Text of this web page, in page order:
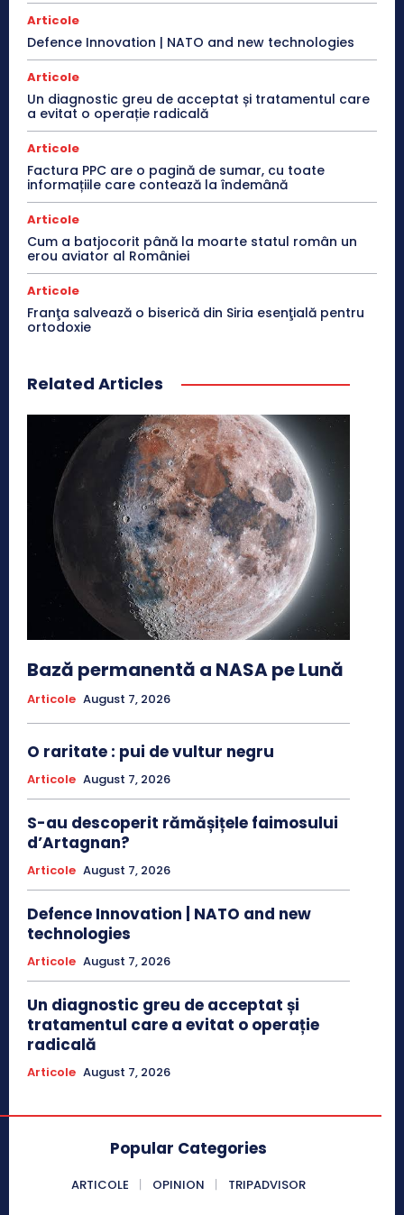
Articole
Defence Innovation | NATO and new technologies
Articole
Un diagnostic greu de acceptat și tratamentul care
a evitat o operație radicală
Articole
Factura PPC are o pagină de sumar, cu toate
informațiile care contează la îndemână
Articole
Cum a batjocorit până la moarte statul român un
erou aviator al României
Articole
Franţa salvează o biserică din Siria esenţială pentru
ortodoxie
Related Articles
Bază permanentă a NASA pe Lună
Articole August 7, 2026
O raritate : pui de vultur negru
Articole August 7, 2026
S-au descoperit rămășițele faimosului
d’Artagnan?
Articole August 7, 2026
Defence Innovation | NATO and new
technologies
Articole August 7, 2026
Un diagnostic greu de acceptat și
tratamentul care a evitat o operație
radicală
Articole August 7, 2026
Popular Categories
ARTICOLE OPINION TRIPADVISOR